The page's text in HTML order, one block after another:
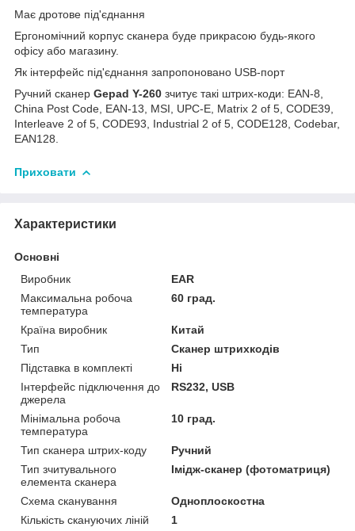
Має дротове під'єднання
Ергономічний корпус сканера буде прикрасою будь-якого
офісу або магазину.
Як інтерфейс під'єднання запропоновано USB-порт
Ручний сканер Gepad Y-260 зчитує такі штрих-коди: EAN-8,
China Post Code, EAN-13, MSI, UPC-E, Matrix 2 of 5, CODE39,
Interleave 2 of 5, CODE93, Industrial 2 of 5, CODE128, Codebar,
EAN128.
Приховати
Характеристики
Основні
Виробник
EAR
Максимальна робоча
температура
60 град.
Країна виробник
Китай
Тип
Сканер штрихкодів
Підставка в комплекті
Ні
Інтерфейс підключення до
джерела
RS232, USB
Мінімальна робоча
температура
10 град.
Тип сканера штрих-коду
Ручний
Тип зчитувального
елемента сканера
Імідж-сканер (фотоматриця)
Схема сканування
Одноплоскостна
Кількість скануючих ліній
1